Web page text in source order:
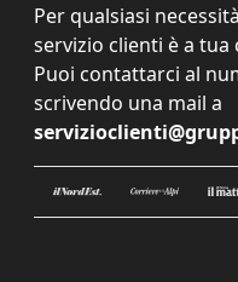
Per qualsiasi
servizio clienti è a
Puoi contattarci al
scrivendo una mail a